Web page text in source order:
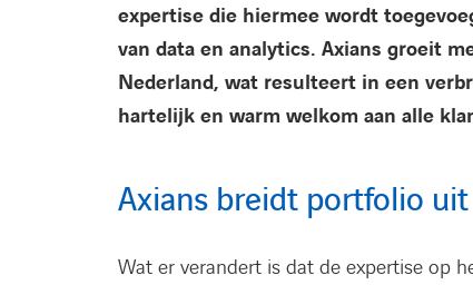
expertise die hiermee wordt
van data en analytics. Axians groeit
Nederland, wat resulteert in een
hartelijk en warm welkom aan alle
Axians breidt portfolio uit
Wat er verandert is dat de expertise op